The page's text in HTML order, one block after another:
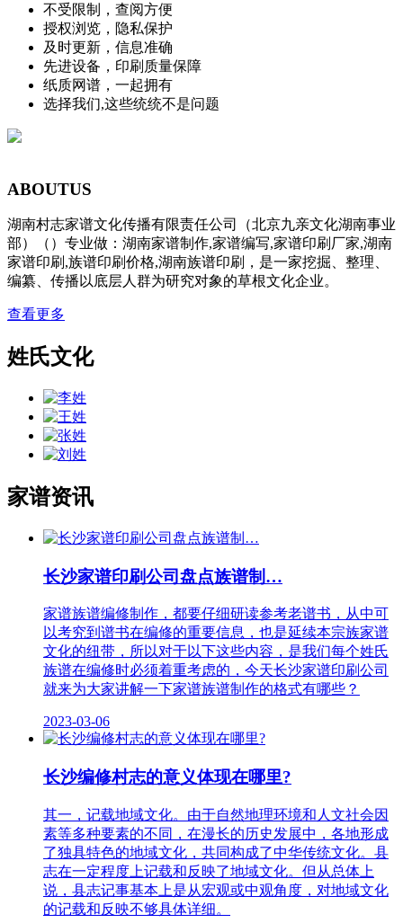
不受限制，查阅方便
授权浏览，隐私保护
及时更新，信息准确
先进设备，印刷质量保障
纸质网谱，一起拥有
选择我们,这些统统不是问题
ABOUTUS
湖南村志家谱文化传播有限责任公司（北京九亲文化湖南事业
部）（）专业做：湖南家谱制作,家谱编写,家谱印刷厂家,湖南
家谱印刷,族谱印刷价格,湖南族谱印刷，是一家挖掘、整理、
编纂、传播以底层人群为研究对象的草根文化企业。
查看更多
姓氏文化
家谱资讯
长沙家​谱印刷公司盘点族谱制…
家谱族谱编修制作，都要仔细研读参考老谱书，从中可
以考究到谱书在编修的重要信息，也是延续本宗族家谱
文化的纽带，所以对于以下这些内容，是我们每个姓氏
族谱在编修时必须着重考虑的，今天长沙家​谱印刷公司
就来为大家讲解一下家谱族谱制作的格式有哪些？
2023-03-06
长沙编修村志的意义体现在哪里?
其一，记载地域文化。由于自然地理环境和人文社会因
素等多种要素的不同，在漫长的历史发展中，各地形成
了独具特色的地域文化，共同构成了中华传统文化。县
志在一定程度上记载和反映了地域文化。但从总体上
说，县志记事基本上是从宏观或中观角度，对地域文化
的记载和反映不够具体详细。